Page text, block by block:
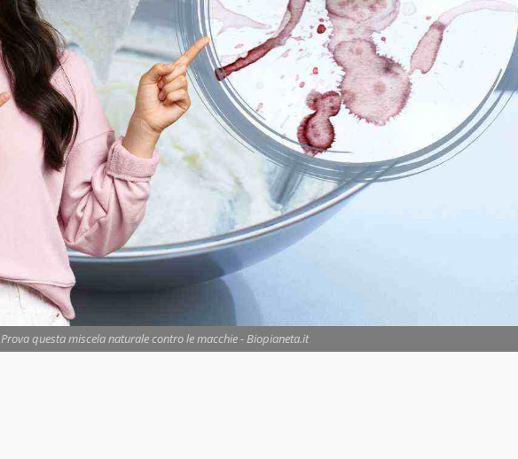
Prova questa miscela naturale contro le macchie - Biopianeta.it